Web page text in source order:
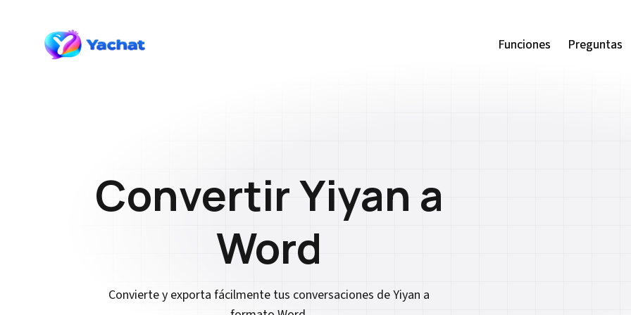
Funciones Preguntas
Funciones Preguntas
Convertir Yiyan a
Word
Convierte y exporta fácilmente tus conversaciones de Yiyan a